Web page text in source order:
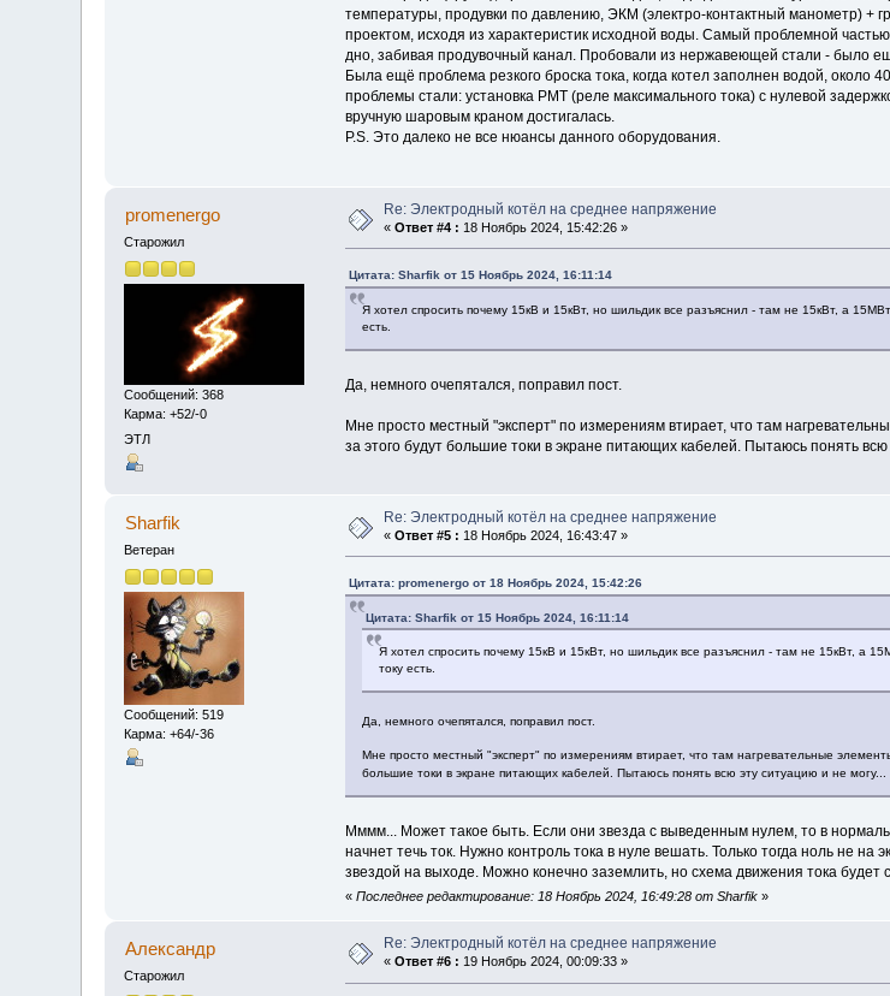
температуры, продувки по давлению, ЭКМ (электро-контактный манометр) +
проектом, исходя из характеристик исходной воды. Самый проблемной
дно, забивая продувочный канал. Пробовали из нержавеющей стали - было
Была ещё проблема резкого броска тока, когда котел заполнен водой,
проблемы стали: установка РМТ (реле максимального тока) с нулевой
вручную шаровым краном достигалась.
Р.S. Это далеко не все нюансы данного оборудования.
promenergo
Старожил
Сообщений: 368
Карма: +52/-0
ЭТЛ
Re: Электродный котёл на среднее напряжение
«Ответ #4 : 18 Ноябрь 2024, 15:42:26 »
Цитата: Sharfik от 15 Ноябрь 2024, 16:11:14
Я хотел спросить почему 15кВ и 15кВт, но шильдик все разъяснил - там не 15кВт, а
есть.
Да, немного очепятался, поправил пост.
Мне просто местный "эксперт" по измерениям втирает, что там
за этого будут большие токи в экране питающих кабелей. Пытаюсь понять всю
Sharfik
Ветеран
Сообщений: 519
Карма: +64/-36
Re: Электродный котёл на среднее напряжение
«Ответ #5 : 18 Ноябрь 2024, 16:43:47 »
Цитата: promenergo от 18 Ноябрь 2024, 15:42:26
Цитата: Sharfik от 15 Ноябрь 2024, 16:11:14
Я хотел спросить почему 15кВ и 15кВт, но шильдик все разъяснил - там не 15кВт, а
току есть.
Да, немного очепятался, поправил пост.
Мне просто местный "эксперт" по измерениям втирает, что там нагревательные
большие токи в экране питающих кабелей. Пытаюсь понять всю эту ситуацию и не могу...
Мммм... Может такое быть. Если они звезда с выведенным нулем, то в
начнет течь ток. Нужно контроль тока в нуле вешать. Только тогда ноль не
звездой на выходе. Можно конечно заземлить, но схема движения тока будет
« Последнее редактирование: 18 Ноябрь 2024, 16:49:28 от Sharfik»
Алексaндр
Старожил
Re: Электродный котёл на среднее напряжение
«Ответ #6 : 19 Ноябрь 2024, 00:09:33 »